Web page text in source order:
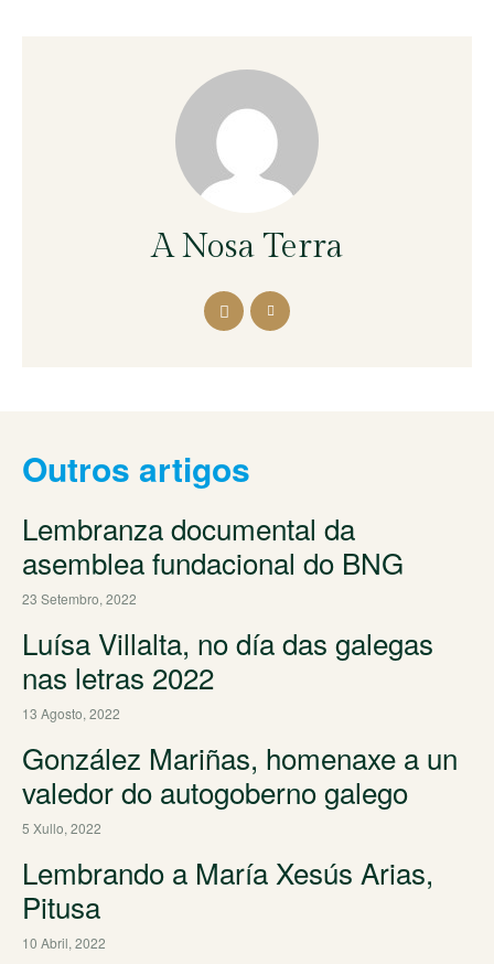
A Nosa Terra
Outros artigos
Lembranza documental da
asemblea fundacional do BNG
23 Setembro, 2022
Luísa Villalta, no día das galegas
nas letras 2022
13 Agosto, 2022
González Mariñas, homenaxe a un
valedor do autogoberno galego
5 Xullo, 2022
Lembrando a María Xesús Arias,
Pitusa
10 Abril, 2022